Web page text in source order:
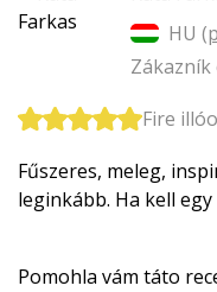
HU (
Fire
Fűszeres, meleg,
leginkább. Ha kell
Pomohla vám táto